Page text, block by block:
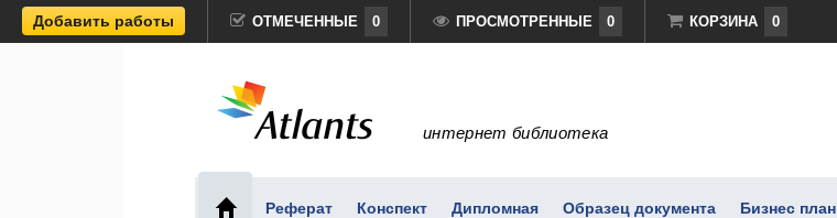
Добавить работы ОТМЕЧЕННЫЕ 0 ПРОСМОТРЕННЫЕ 0 КОРЗИНА 0
интернет библиотека
Реферат Конспект Дипломная Образец документа Бизнес план